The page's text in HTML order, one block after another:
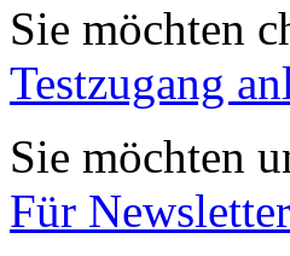
Sie möchten
Testzugang
Sie möchten
Für